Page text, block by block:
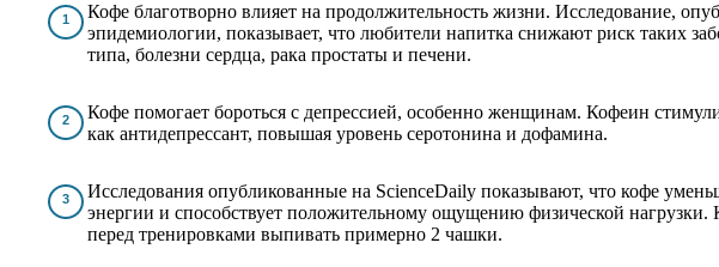
Кофе благотворно влияет на продолжительность жизни. Исследование,
эпидемиологии, показывает, что любители напитка снижают риск таких
типа, болезни сердца, рака простаты и печени.
Кофе помогает бороться с депрессией, особенно женщинам. Кофеин
как антидепрессант, повышая уровень серотонина и дофамина.
Исследования опубликованные на ScienceDaily показывают, что кофе
энергии и способствует положительному ощущению физической
перед тренировками выпивать примерно 2 чашки.